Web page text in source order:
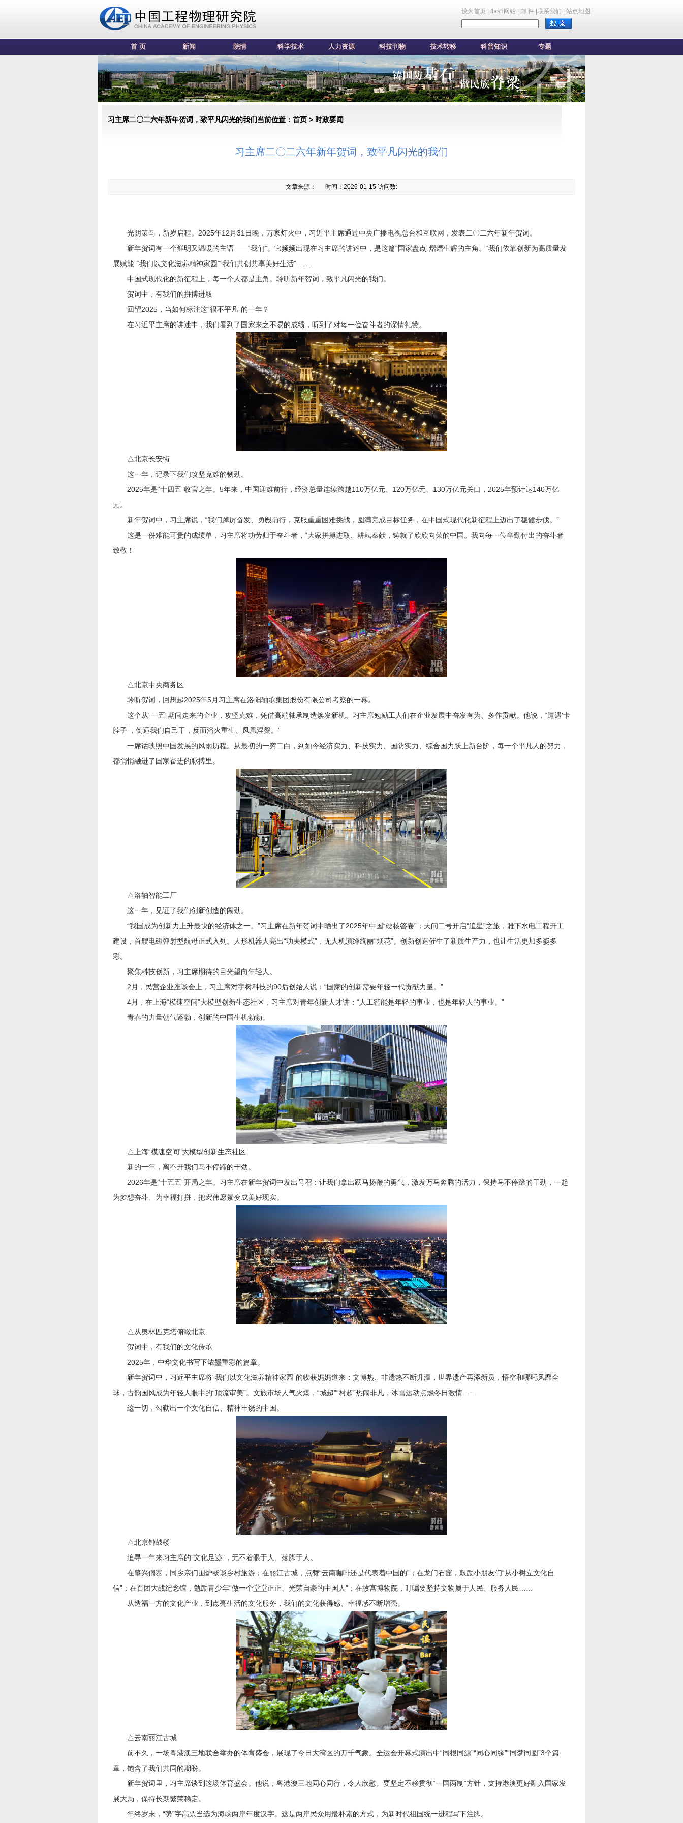
设为首页 | flash网站 | 邮 件 | 联系我们 | 站点地图
首 页 新闻 院情 科学技术 人力资源 科技刊物 技术转移 科普知识 专题
习主席二〇二六年新年贺词，致平凡闪光的我们当前位置：首页 > 时政要闻
习主席二〇二六年新年贺词，致平凡闪光的我们
文章来源： 时间：2026-01-15 访问数:
光阴策马，新岁启程。2025年12月31日晚，万家灯火中，习近平主席通过中央广播电视总台和互联网，发表二〇二六年新年贺词。
新年贺词有一个鲜明又温暖的主语——“我们”。它频频出现在习主席的讲述中，是这篇“国家盘点”熠熠生辉的主角。“我们依靠创新为高质量发
展赋能”“我们以文化滋养精神家园”“我们共创共享美好生活”……
中国式现代化的新征程上，每一个人都是主角。聆听新年贺词，致平凡闪光的我们。
贺词中，有我们的拼搏进取
回望2025，当如何标注这“很不平凡”的一年？
在习近平主席的讲述中，我们看到了国家来之不易的成绩，听到了对每一位奋斗者的深情礼赞。
△北京长安街
这一年，记录下我们攻坚克难的韧劲。
2025年是“十四五”收官之年。5年来，中国迎难前行，经济总量连续跨越110万亿元、120万亿元、130万亿元关口，2025年预计达140万亿
元。
新年贺词中，习主席说，“我们踔厉奋发、勇毅前行，克服重重困难挑战，圆满完成目标任务，在中国式现代化新征程上迈出了稳健步伐。”
这是一份难能可贵的成绩单，习主席将功劳归于奋斗者，“大家拼搏进取、耕耘奉献，铸就了欣欣向荣的中国。我向每一位辛勤付出的奋斗者
致敬！”
△北京中央商务区
聆听贺词，回想起2025年5月习主席在洛阳轴承集团股份有限公司考察的一幕。
这个从“一五”期间走来的企业，攻坚克难，凭借高端轴承制造焕发新机。习主席勉励工人们在企业发展中奋发有为、多作贡献。他说，“遭遇‘卡
脖子’，倒逼我们自己干，反而浴火重生、凤凰涅槃。”
一席话映照中国发展的风雨历程。从最初的一穷二白，到如今经济实力、科技实力、国防实力、综合国力跃上新台阶，每一个平凡人的努力，
都悄悄融进了国家奋进的脉搏里。
△洛轴智能工厂
这一年，见证了我们创新创造的闯劲。
“我国成为创新力上升最快的经济体之一。”习主席在新年贺词中晒出了2025年中国“硬核答卷”：天问二号开启“追星”之旅，雅下水电工程开工
建设，首艘电磁弹射型航母正式入列。人形机器人亮出“功夫模式”，无人机演绎绚丽“烟花”。创新创造催生了新质生产力，也让生活更加多姿多
彩。
聚焦科技创新，习主席期待的目光望向年轻人。
2月，民营企业座谈会上，习主席对宇树科技的90后创始人说：“国家的创新需要年轻一代贡献力量。”
4月，在上海“模速空间”大模型创新生态社区，习主席对青年创新人才讲：“人工智能是年轻的事业，也是年轻人的事业。”
青春的力量朝气蓬勃，创新的中国生机勃勃。
△上海“模速空间”大模型创新生态社区
新的一年，离不开我们马不停蹄的干劲。
2026年是“十五五”开局之年。习主席在新年贺词中发出号召：让我们拿出跃马扬鞭的勇气，激发万马奔腾的活力，保持马不停蹄的干劲，一起
为梦想奋斗、为幸福打拼，把宏伟愿景变成美好现实。
△从奥林匹克塔俯瞰北京
贺词中，有我们的文化传承
2025年，中华文化书写下浓墨重彩的篇章。
新年贺词中，习近平主席将“我们以文化滋养精神家园”的收获娓娓道来：文博热、非遗热不断升温，世界遗产再添新员，悟空和哪吒风靡全
球，古韵国风成为年轻人眼中的“顶流审美”。文旅市场人气火爆，“城超”“村超”热闹非凡，冰雪运动点燃冬日激情……
这一切，勾勒出一个文化自信、精神丰饶的中国。
△北京钟鼓楼
追寻一年来习主席的“文化足迹”，无不着眼于人、落脚于人。
在肇兴侗寨，同乡亲们围炉畅谈乡村旅游；在丽江古城，点赞“云南咖啡还是代表着中国的”；在龙门石窟，鼓励小朋友们“从小树立文化自
信”；在百团大战纪念馆，勉励青少年“做一个堂堂正正、光荣自豪的中国人”；在故宫博物院，叮嘱要坚持文物属于人民、服务人民……
从造福一方的文化产业，到点亮生活的文化服务，我们的文化获得感、幸福感不断增强。
△云南丽江古城
前不久，一场粤港澳三地联合举办的体育盛会，展现了今日大湾区的万千气象。全运会开幕式演出中“同根同源”“同心同缘”“同梦同圆”3个篇
章，饱含了我们共同的期盼。
新年贺词里，习主席谈到这场体育盛会。他说，粤港澳三地同心同行，令人欣慰。要坚定不移贯彻“一国两制”方针，支持港澳更好融入国家发
展大局，保持长期繁荣稳定。
年终岁末，“势”字高票当选为海峡两岸年度汉字。这是两岸民众用最朴素的方式，为新时代祖国统一进程写下注脚。